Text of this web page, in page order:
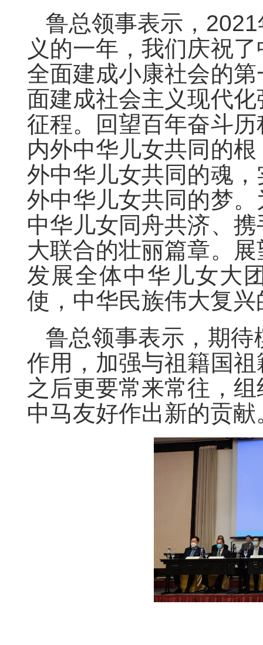
鲁总领事表示，
义的一年，我们庆祝
全面建成小康社会的
面建成社会主义现代
征程。回望百年奋斗
内外中华儿女共同的
外中华儿女共同的魂
外中华儿女共同的梦
中华儿女同舟共济、
大联合的壮丽篇章。
发展全体中华儿女大
使，中华民族伟大复
鲁总领事表示，期
作用，加强与祖籍国
之后更要常来常往，
中马友好作出新的贡献